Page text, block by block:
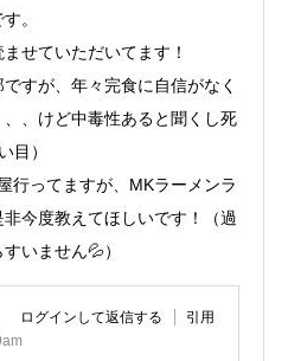
。
せていただいてます！
すが、年々完食に自信がなく
、けど中毒性あると聞くし死
目）
行ってますが、MKラーメンラ
今度教えてほしいです！（過
いません💦）
ログインして返信する 引用